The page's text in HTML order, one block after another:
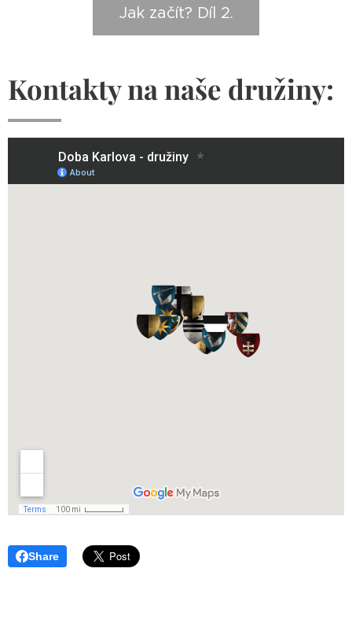
Jak začít? Díl 2.
Kontakty na naše družiny:
Share